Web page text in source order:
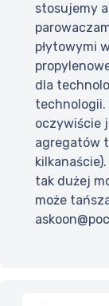
stosujemy
płytowymi
dla
technologii.
oczywiście
agregatów
tak dużej
może